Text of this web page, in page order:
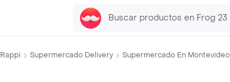
Rappi Supermercado Delivery Supermercado En Montevideo